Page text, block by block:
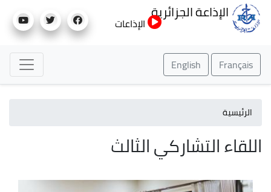
إلى
الإذاعة الجزائرية
الإذاعات
Français
English
الرئيسية
اللقاء التشاركي الثالث